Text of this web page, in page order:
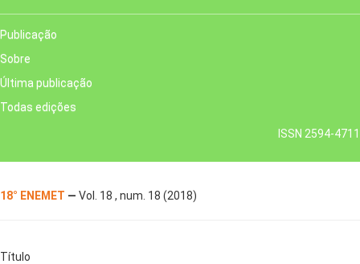
Publicação
Sobre
Última publicação
Todas edições
ISSN 2594-4711
18° ENEMET — Vol. 18 , num. 18 (2018)
Título